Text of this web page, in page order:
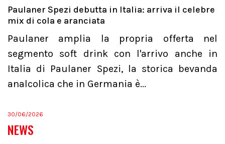
Paulaner Spezi debutta in Italia: arriva il celebre
mix di cola e aranciata
Paulaner amplia la propria offerta nel
segmento soft drink con l'arrivo anche in
Italia di Paulaner Spezi, la storica bevanda
analcolica che in Germania è...
30/06/2026
NEWS